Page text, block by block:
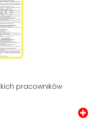
pracowników